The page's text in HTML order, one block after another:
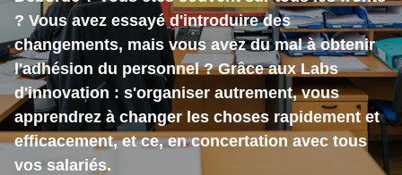
? Vous avez essayé d'introduire des
changements, mais vous avez du mal à obtenir
l'adhésion du personnel ? Grâce aux Labs
d'innovation : s'organiser autrement, vous
apprendrez à changer les choses rapidement et
efficacement, et ce, en concertation avec tous
vos salariés.